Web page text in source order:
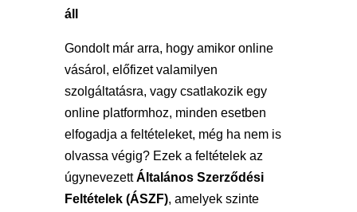
áll
Gondolt már arra, hogy amikor online
vásárol, előfizet valamilyen
szolgáltatásra, vagy csatlakozik egy
online platformhoz, minden esetben
elfogadja a feltételeket, még ha nem is
olvassa végig? Ezek a feltételek az
úgynevezettÁltalános Szerződési
Feltételek (ÁSZF), amelyek szinte